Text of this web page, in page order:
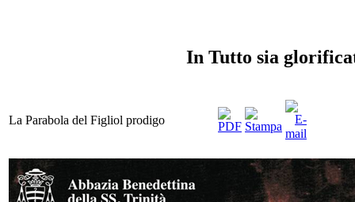
In Tutto sia
La Parabola del Figliol prodigo